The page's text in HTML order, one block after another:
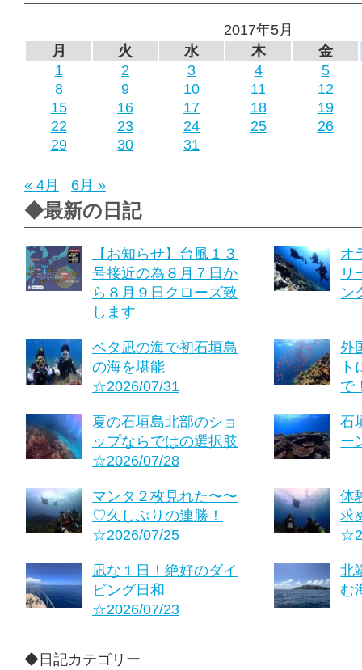
2017年5月
月
火 水 木
金
1
2 3 4
5
8
9 10 11
12
15
16 17 18
19
22
23 24 25
26
29
30 31
« 4月 6月 »
◆最新の日記
【お知らせ】台風１３
号接近の為８月７日か
ら８月９日クローズ致
します
オ
リ
ン
ベタ凪の海で初石垣島
の海を堪能
☆2026/07/31
外
で
夏の石垣島北部のショ
ップならではの選択肢
☆2026/07/28
石
ー
マンタ２枚見れた〜〜
♡久しぶりの連勝！
☆2026/07/25
体
求
凪な１日！絶好のダイ
ビング日和
☆2026/07/23
北
む
◆日記カテゴリー